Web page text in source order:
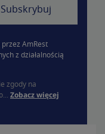
AmRest
z działalnością
zgody na
Zobacz więcej